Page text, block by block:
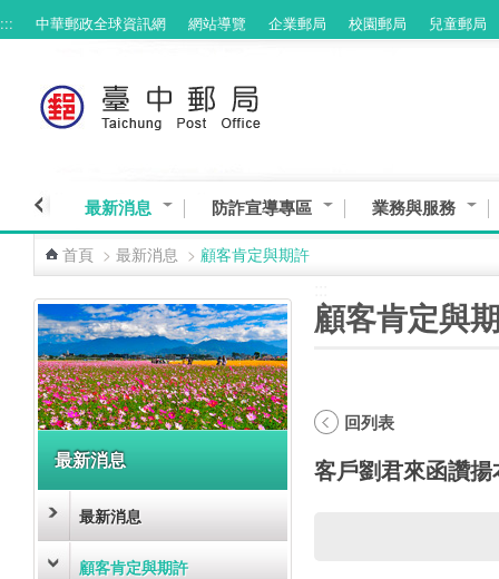
跳到主要內容區塊
::: 中華郵政全球資訊網 網站導覽 企業郵局 校園郵局 兒童郵局
最新消息 防詐宣導專區 業務與服務
首頁 > 最新消息 > 顧客肯定與期許
最新消息
最新消息
顧客肯定與期許
顧客肯定與
回列表
客戶劉君來函讚